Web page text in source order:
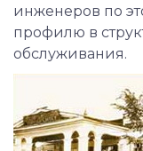
инженеров по
профилю в
обслуживания.